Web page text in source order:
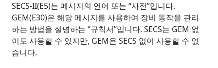
SECS-II(E5)는 메시지의 언어 또는 “사전”입니다.
GEM(E30)은 해당 메시지를 사용하여 장비 동작을 관리
하는 방법을 설명하는 “규칙서”입니다. SECS는 GEM 없
이도 사용할 수 있지만, GEM은 SECS 없이 사용할 수 없
습니다.